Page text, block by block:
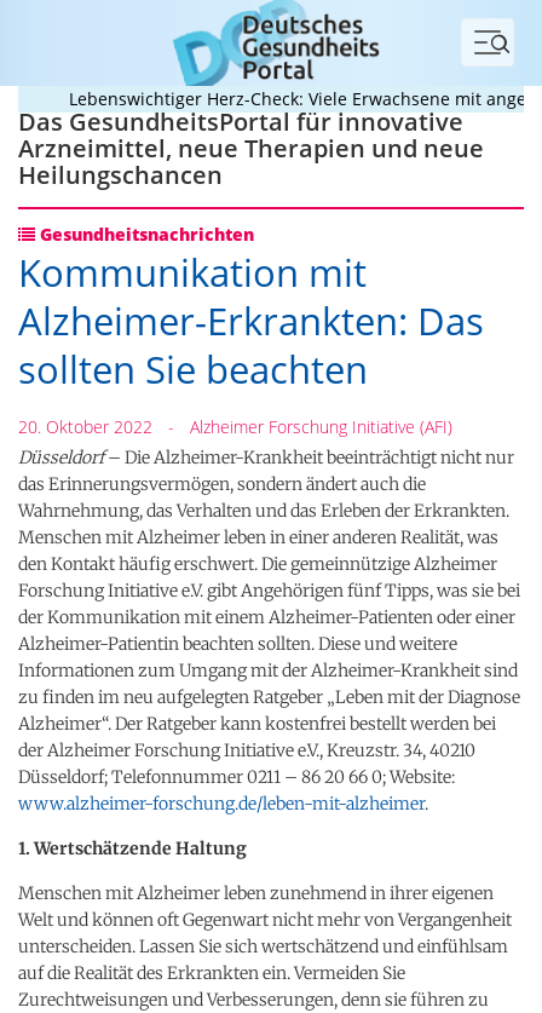
Menü
Lebenswichtiger Herz-Check: Viele Erwachsene mit
Das GesundheitsPortal für innovative
Arzneimittel, neue Therapien und neue
Heilungschancen
Gesundheitsnachrichten
Kommunikation mit
Alzheimer-Erkrankten: Das
sollten Sie beachten
20. Oktober 2022 - Alzheimer Forschung Initiative (AFI)
Düsseldorf– Die Alzheimer-Krankheit beeinträchtigt nicht nur
das Erinnerungsvermögen, sondern ändert auch die
Wahrnehmung, das Verhalten und das Erleben der Erkrankten.
Menschen mit Alzheimer leben in einer anderen Realität, was
den Kontakt häufig erschwert. Die gemeinnützige Alzheimer
Forschung Initiative e.V. gibt Angehörigen fünf Tipps, was sie bei
der Kommunikation mit einem Alzheimer-Patienten oder einer
Alzheimer-Patientin beachten sollten. Diese und weitere
Informationen zum Umgang mit der Alzheimer-Krankheit sind
zu finden im neu aufgelegten Ratgeber „Leben mit der Diagnose
Alzheimer“. Der Ratgeber kann kostenfrei bestellt werden bei
der Alzheimer Forschung Initiative e.V., Kreuzstr. 34, 40210
Düsseldorf; Telefonnummer 0211 – 86 20 66 0; Website:
www.alzheimer-forschung.de/leben-mit-alzheimer.
1. Wertschätzende Haltung
Menschen mit Alzheimer leben zunehmend in ihrer eigenen
Welt und können oft Gegenwart nicht mehr von Vergangenheit
unterscheiden. Lassen Sie sich wertschätzend und einfühlsam
auf die Realität des Erkrankten ein. Vermeiden Sie
Zurechtweisungen und Verbesserungen, denn sie führen zu